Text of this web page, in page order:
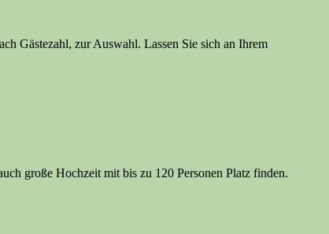
Gästezahl, zur Auswahl. Lassen Sie sich an Ihrem
große Hochzeit mit bis zu 120 Personen Platz finden.